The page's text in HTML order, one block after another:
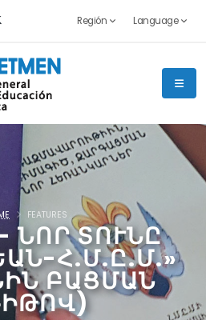
Región Language
ՆՈՐ ՏՈՒՆԸ
Հ.Մ.Ը.Մ.»
ԲԱՑՄԱՆ
FEATURES